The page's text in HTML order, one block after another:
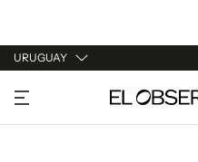
URUGUAY
URUGUAY
ARGENTINA